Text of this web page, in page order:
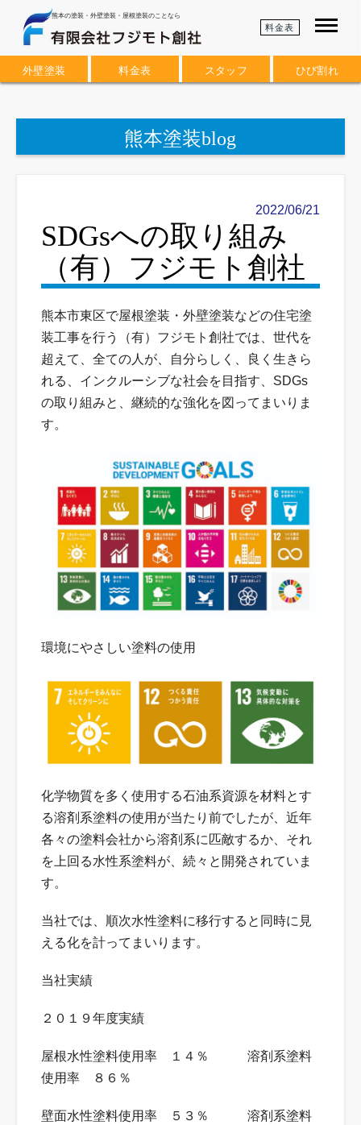
熊本の塗装・外壁塗装・屋根塗装のことなら
料金表
外壁塗装 料金表 スタッフ ひび割れ
熊本塗装blog
2022/06/21
SDGsへの取り組み
（有）フジモト創社
熊本市東区で屋根塗装・外壁塗装などの住宅塗
装工事を行う（有）フジモト創社では、世代を
超えて、全ての人が、自分らしく、良く生きら
れる、インクルーシブな社会を目指す、SDGs
の取り組みと、継続的な強化を図ってまいりま
す。
環境にやさしい塗料の使用
化学物質を多く使用する石油系資源を材料とす
る溶剤系塗料の使用が当たり前でしたが、近年
各々の塗料会社から溶剤系に匹敵するか、それ
を上回る水性系塗料が、続々と開発されていま
す。
当社では、順次水性塗料に移行すると同時に見
える化を計ってまいります。
当社実績
２０１９年度実績
屋根水性塗料使用率 １４％ 溶剤系塗料
使用率 ８６％
壁面水性塗料使用率 ５３％ 溶剤系塗料